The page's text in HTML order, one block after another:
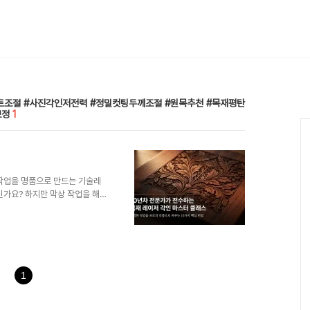
절 #사진각인저전력 #정밀컷팅두께조절 #원목추천 #목재평탄
1
을 명품으로 만드는 기술레
요? 하지만 막상 작업을 해
겁니다. 분명 설정값은 맞게
..
1